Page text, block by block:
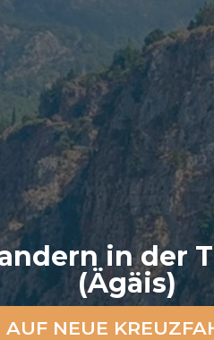
in der
(Ägäis)
AUF NEUE